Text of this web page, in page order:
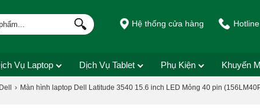
Hệ thống cửa hàng
Vụ Laptop Dịch Vụ Tablet Phụ Kiện Khuyến
Màn hình laptop Dell Latitude 3540 15.6 inch LED Mỏng 40 pin